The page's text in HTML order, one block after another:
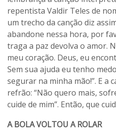
repentista Valdir Teles de
um trecho da canção diz
abandone nessa hora, por
traga a paz devolva o amor.
meu coração. Deus, eu
Sem sua ajuda eu tenho
segurar na minha mão!”. E a
refrão: “Não quero mais,
cuide de mim”. Então, que
A BOLA VOLTOU A ROLAR